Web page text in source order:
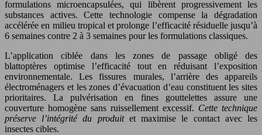
formulations microencapsulées, qui libèrent progressivement les
substances actives. Cette technologie compense la dégradation
accélérée en milieu tropical et prolonge l’efficacité résiduelle jusqu’à
6 semaines contre 2 à 3 semaines pour les formulations classiques.
L’application ciblée dans les zones de passage obligé des
blattoptères optimise l’efficacité tout en réduisant l’exposition
environnementale. Les fissures murales, l’arrière des appareils
électroménagers et les zones d’évacuation d’eau constituent les sites
prioritaires. La pulvérisation en fines gouttelettes assure une
couverture homogène sans ruissellement excessif. Cette technique
préserve l’intégrité du produitet maximise le contact avec les
insectes cibles.